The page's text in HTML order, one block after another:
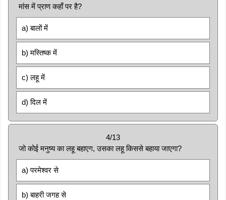
मांस में प्राण कहाँ पर है?
a) बालों में
b) मस्तिष्क में
c) लहू में
d) दिल में
4/13
जो कोई मनुष्य का लहू बहाएग, उसका लहू किससे बहाया जाएगा?
a) परमेश्वर से
b) बाहरी जगह से